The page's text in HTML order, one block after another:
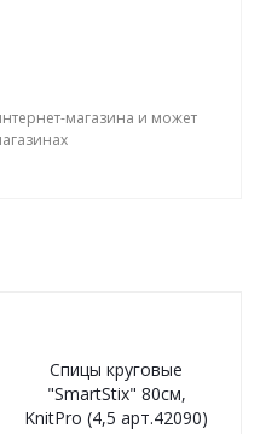
магазина и может
Спицы круговые
"SmartStix" 80см,
KnitPro (4,5 арт.42090)